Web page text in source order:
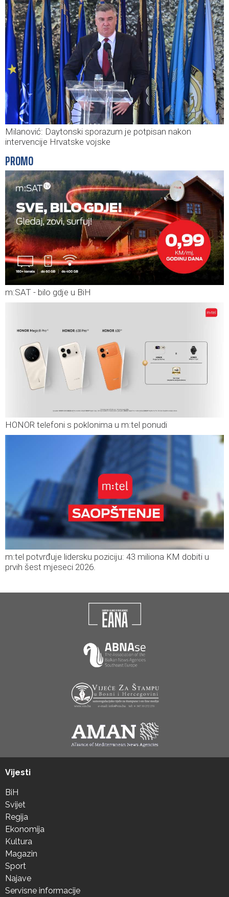
Milanović: Daytonski sporazum je potpisan nakon
intervencije Hrvatske vojske
PROMO
m:SAT - bilo gdje u BiH
HONOR telefoni s poklonima u m:tel ponudi
m:tel potvrđuje lidersku poziciju: 43 miliona KM dobiti u
prvih šest mjeseci 2026.
Vijesti
BiH
Svijet
Regija
Ekonomija
Kultura
Magazin
Sport
Najave
Servisne informacije